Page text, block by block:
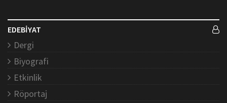
EDEBİYAT
Dergi
Biyografi
Etkinlik
Röportaj